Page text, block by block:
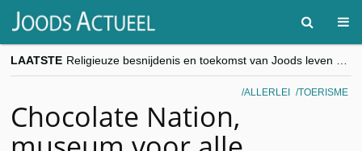
LAATSTE
“Besnijdenisdebat toont hoe moeilijk seculiere Westen minderheden begrijpt”, Jinnih Beels (Vooruit)
CITYTRIP | ROEMENIË – Boekarest: de verrassing van Oost-Europa
ALLERLEI TOERISME
Chocolate Nation,